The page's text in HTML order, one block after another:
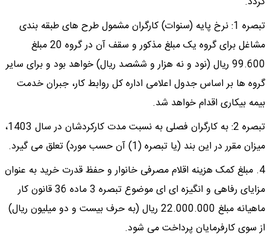
تبصره 1: نرخ پایه (سنوات) کارگران مشمول طرح های طبقه بندی
مشاغل برای گروه یک مبلغ مذکور و سقف آن در گروه 20 مبلغ
99.600 ریال (نود و نه هزار و ششصد ریال) خواهد بود و برای سایر
گروه ها بر اساس جدول اعلامی اداره کل روابط کار، جبران خدمت
بیمه بیکاری اقدام خواهد شد.
تبصره 2: به کارگران فصلی به نسبت مدت کارکردشان در سال 1403،
میزان مقرر در این بند (یا تبصره (1) آن حسب مورد) تعلق می گیرد.
4. مبلغ کمک هزینه اقلام مصرفی خانوار و حفظ قدرت خرید به عنوان
مزایای رفاهی و انگیزه ای ای موضوع تبصره 3 ماده 36 قانون کار
ماهیانه مبلغ 22.000.000 ریال (به حرف بیست و دو میلیون ریال)
از سوی کارفرمایان پرداخت می شود.